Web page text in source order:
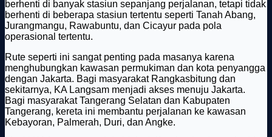
berhenti di banyak stasiun sepanjang perjalanan, tetapi tidak
berhenti di beberapa stasiun tertentu seperti Tanah Abang,
Jurangmangu, Rawabuntu, dan Cicayur pada pola
operasional tertentu.
Rute seperti ini sangat penting pada masanya karena
menghubungkan kawasan permukiman dan kota penyangga
dengan Jakarta. Bagi masyarakat Rangkasbitung dan
sekitarnya, KA Langsam menjadi akses menuju Jakarta.
Bagi masyarakat Tangerang Selatan dan Kabupaten
Tangerang, kereta ini membantu perjalanan ke kawasan
Kebayoran, Palmerah, Duri, dan Angke.